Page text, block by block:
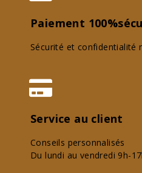
Paiement
Sécurité et confidentialité
Service au client
Conseils personnalisés
Du lundi au vendredi 9h-